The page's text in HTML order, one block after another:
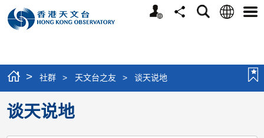
个
分
搜
语
选
> 社群 > 天文台之友 > 谈天说地
谈天说地